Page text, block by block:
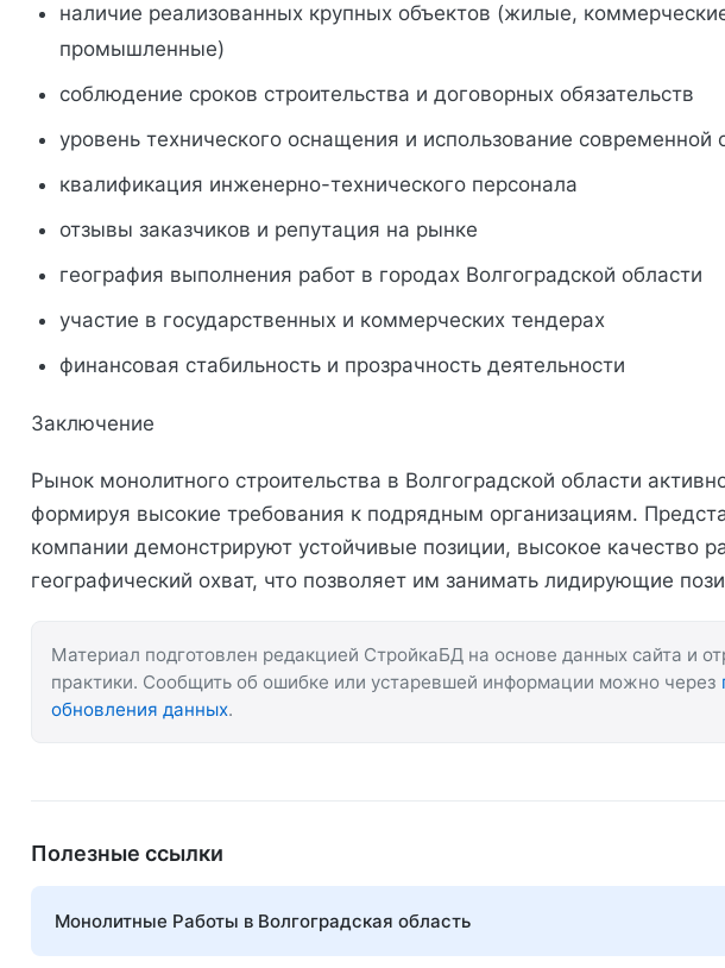
наличие реализованных крупных объектов (жилые,
промышленные)
соблюдение сроков строительства и договорных обязательств
уровень технического оснащения и использование современной
квалификация инженерно-технического персонала
отзывы заказчиков и репутация на рынке
география выполнения работ в городах Волгоградской области
участие в государственных и коммерческих тендерах
финансовая стабильность и прозрачность деятельности
Заключение
Рынок монолитного строительства в Волгоградской области
формируя высокие требования к подрядным организациям.
компании демонстрируют устойчивые позиции, высокое качество
географический охват, что позволяет им занимать лидирующие
Материал подготовлен редакцией СтройкаБД на основе данных сайта и
практики. Сообщить об ошибке или устаревшей информации можно через
обновления данных.
Полезные ссылки
Монолитные Работы в Волгоградская область